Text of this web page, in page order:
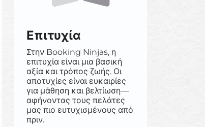
Επιτυχία
Στην Booking Ninjas, η
επιτυχία είναι μια βασική
αξία και τρόπος ζωής. Οι
αποτυχίες είναι ευκαιρίες
για μάθηση και βελτίωση—
αφήνοντας τους πελάτες
μας πιο ευτυχισμένους από
πριν.